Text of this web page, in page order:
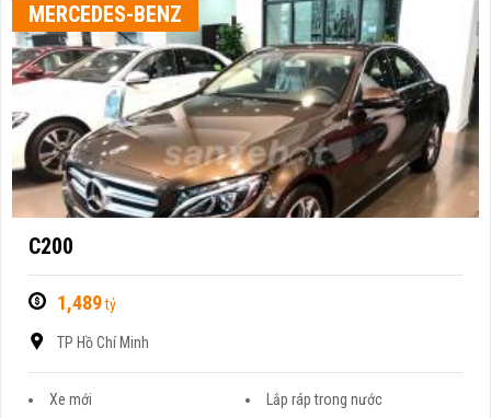
MERCEDES-BENZ
C200
1,489tỷ
TP Hồ Chí Minh
Xe mới
Lắp ráp trong nước